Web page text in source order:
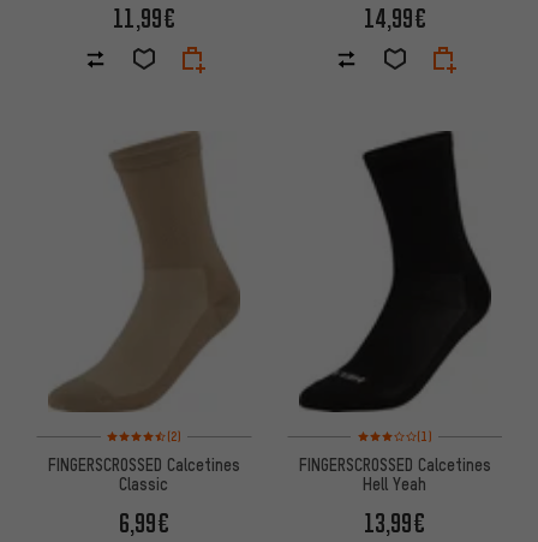
11,99€ 14,99€
Valoración media: 4,5 de 5 basada en 2 reseñas
(2)
FINGERSCROSSED Calcetines
Classic
6,99€
Valoración media: 3 de 5
(1)
FINGERSCROSSED Calcetines
Hell Yeah
13,99€